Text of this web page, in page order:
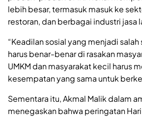
lebih besar, termasuk masuk ke
restoran, dan berbagai industri jasa
“Keadilan sosial yang menjadi salah
harus benar-benar di rasakan
UMKM dan masyarakat kecil harus
kesempatan yang sama untuk
Sementara itu, Akmal Malik dalam
menegaskan bahwa peringatan Hari